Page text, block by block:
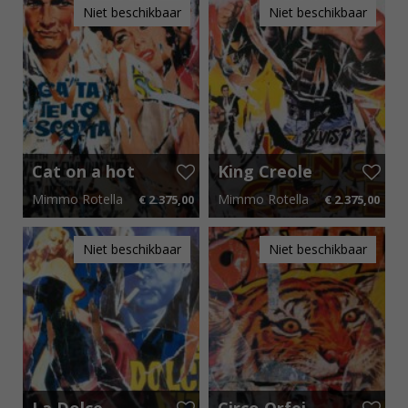
Niet beschikbaar
Cat on a hot
tin roof
Mimmo Rotella € 2.375,00
80 cm x 110 cm € 35,63 p.m.
Niet beschikbaar
King Creole
Mimmo Rotella € 2.375,00
80 cm x 110 cm € 35,63 p.m.
Niet beschikbaar Niet beschikbaar